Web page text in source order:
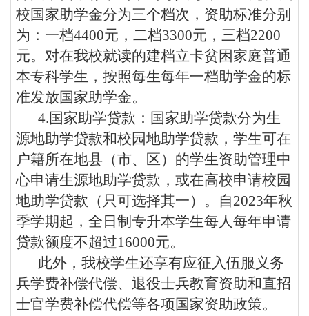
校国家助学金分为三个档次，资助标准分别
为：一档4400元，二档3300元，三档2200
元。对在我校就读的建档立卡贫困家庭普通
本专科学生，按照每生每年一档助学金的标
准发放国家助学金。
4.国家助学贷款：国家助学贷款分为生
源地助学贷款和校园地助学贷款，学生可在
户籍所在地县（市、区）的学生资助管理中
心申请生源地助学贷款，或在高校申请校园
地助学贷款（只可选择其一）。
自2023年秋
季学期起，全日制专升本学生每人每年申请
贷款额度不超过16000元。
此外，我校学生还享有应征入伍服义务
兵学费补偿代偿、退役士兵教育资助和直招
士官学费补偿代偿等各项国家资助政策。